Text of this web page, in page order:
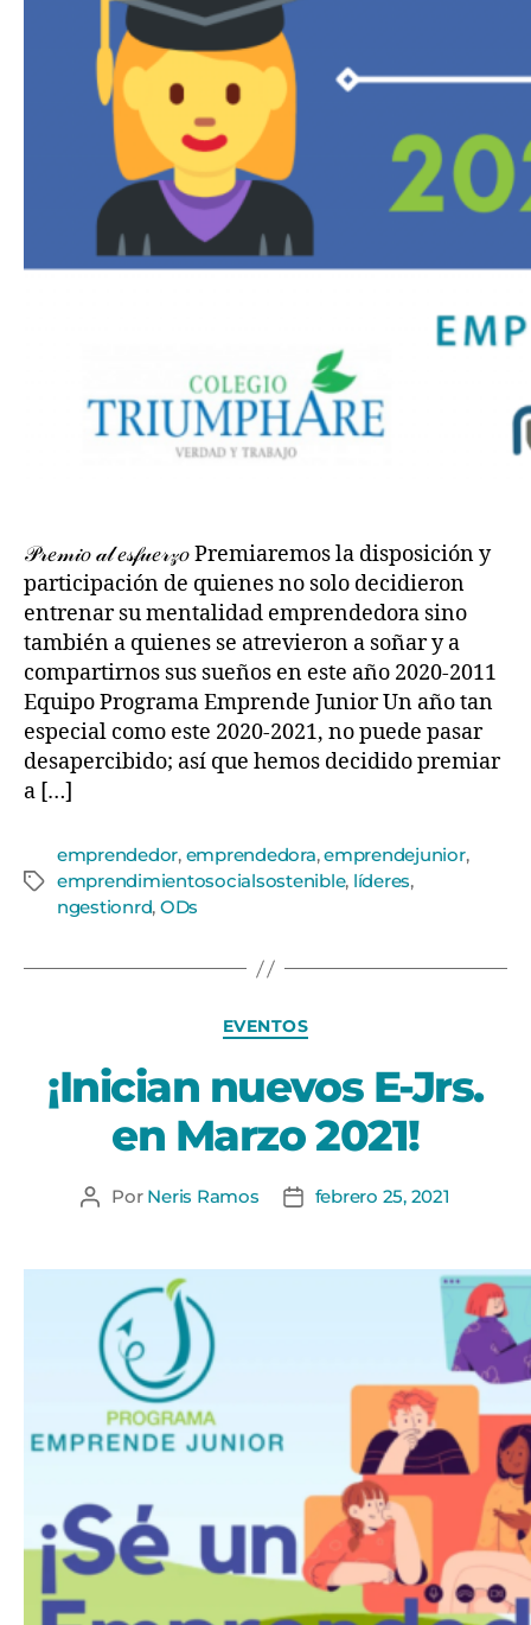
𝒫𝓇𝑒𝓂𝒾𝑜 𝒶𝓁 𝑒𝓈𝒻𝓊𝑒𝓇𝓏𝑜 Premiaremos la disposición y
participación de quienes no solo decidieron
entrenar su mentalidad emprendedora sino
también a quienes se atrevieron a soñar y a
compartirnos sus sueños en este año 2020-2011
Equipo Programa Emprende Junior Un año tan
especial como este 2020-2021, no puede pasar
desapercibido; así que hemos decidido premiar
a […]
emprendedor, emprendedora,emprendejunior,
emprendimientosocialsostenible, líderes,
ngestionrd, ODs
EVENTOS
¡Inician nuevos E-Jrs.
en Marzo 2021!
Por Neris Ramos febrero 25, 2021